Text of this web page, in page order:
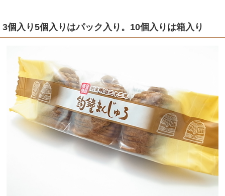
3個入り5個入りはパック入り。10個入りは箱入り